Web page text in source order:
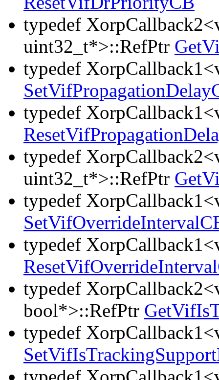
typedef
uint32_t*>::RefPtr
typedef
typedef
typedef
uint32_t*>::RefPtr
typedef
typedef
typedef
bool*>::RefPtr
typedef